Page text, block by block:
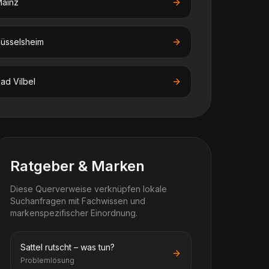
Vilbel
Ratgeber & Marken
Diese Querverweise verknüpfen lokale
Suchanfragen mit Fachwissen und
markenspezifischer Einordnung.
Sattel rutscht – was tun?
Problemlösung